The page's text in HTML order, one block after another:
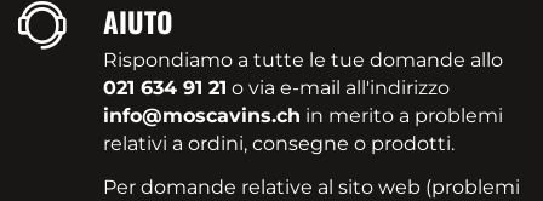
AIUTO
Rispondiamo a tutte le tue domande allo
021 634 91 21 o via e-mail all'indirizzo
info@moscavins.ch in merito a problemi
relativi a ordini, consegne o prodotti.
Per domande relative al sito web (problemi